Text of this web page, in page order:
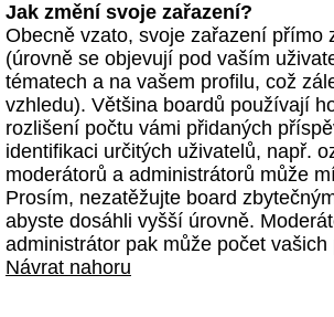
Jak změní svoje zařazení?
Obecně vzato, svoje zařazení přímo
(úrovně se objevují pod vaším
tématech a na vašem profilu, což
vzhledu). Většina boardů používají
rozlišení počtu vámi přidaných
identifikaci určitých uživatelů, např.
moderátorů a administrátorů může
Prosím, nezatěžujte board
abyste dosáhli vyšší úrovně.
administrátor pak může počet
Návrat nahoru